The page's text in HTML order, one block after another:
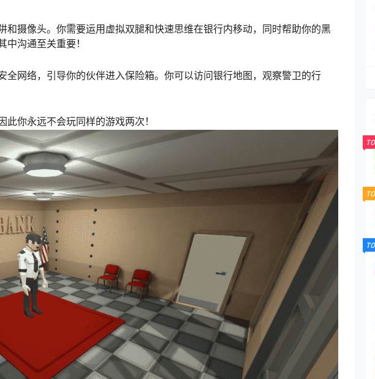
摄像头。你需要运用虚拟双腿和快速思维在银行内移动，同时帮助你的黑
沟通至关重要！
网络，引导你的伙伴进入保险箱。你可以访问银行地图，观察警卫的行
你永远不会玩同样的游戏两次！